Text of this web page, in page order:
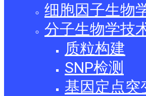
细胞因子生物
分子生物学技
质粒构建
SNP检测
基因定点突